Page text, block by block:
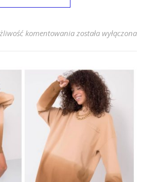
komentowania Jasnoniebieska
została wyłączona